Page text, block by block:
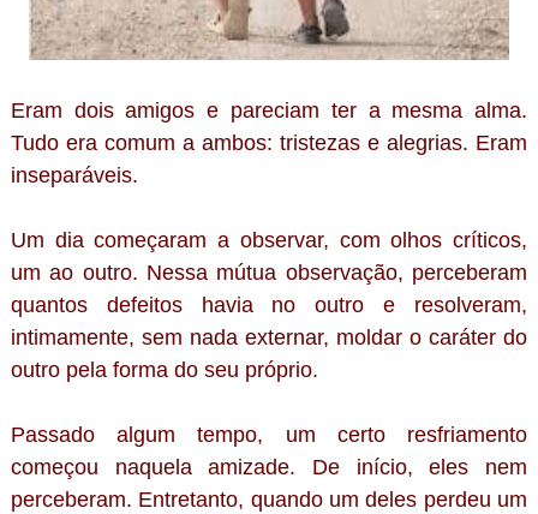
Eram dois amigos e pareciam ter a mesma alma.
Tudo era comum a ambos: tristezas e alegrias. Eram
inseparáveis.
Um dia começaram a observar, com olhos críticos,
um ao outro. Nessa mútua observação, perceberam
quantos defeitos havia no outro e resolveram,
intimamente, sem nada externar, moldar o caráter do
outro pela forma do seu próprio.
Passado algum tempo, um certo resfriamento
começou naquela amizade. De início, eles nem
perceberam. Entretanto, quando um deles perdeu um